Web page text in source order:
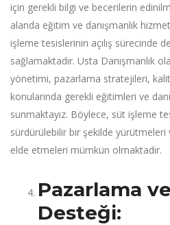
için gerekli bilgi ve becerilerin
alanda eğitim ve danışmanlık
işleme tesislerinin açılış sürecinde
sağlamaktadır. Usta Danışmanlık
yönetimi, pazarlama stratejileri,
konularında gerekli eğitimleri ve
sunmaktayız. Böylece, süt işleme
sürdürülebilir bir şekilde
elde etmeleri mümkün olmaktadır.
Pazarlama
Desteği: